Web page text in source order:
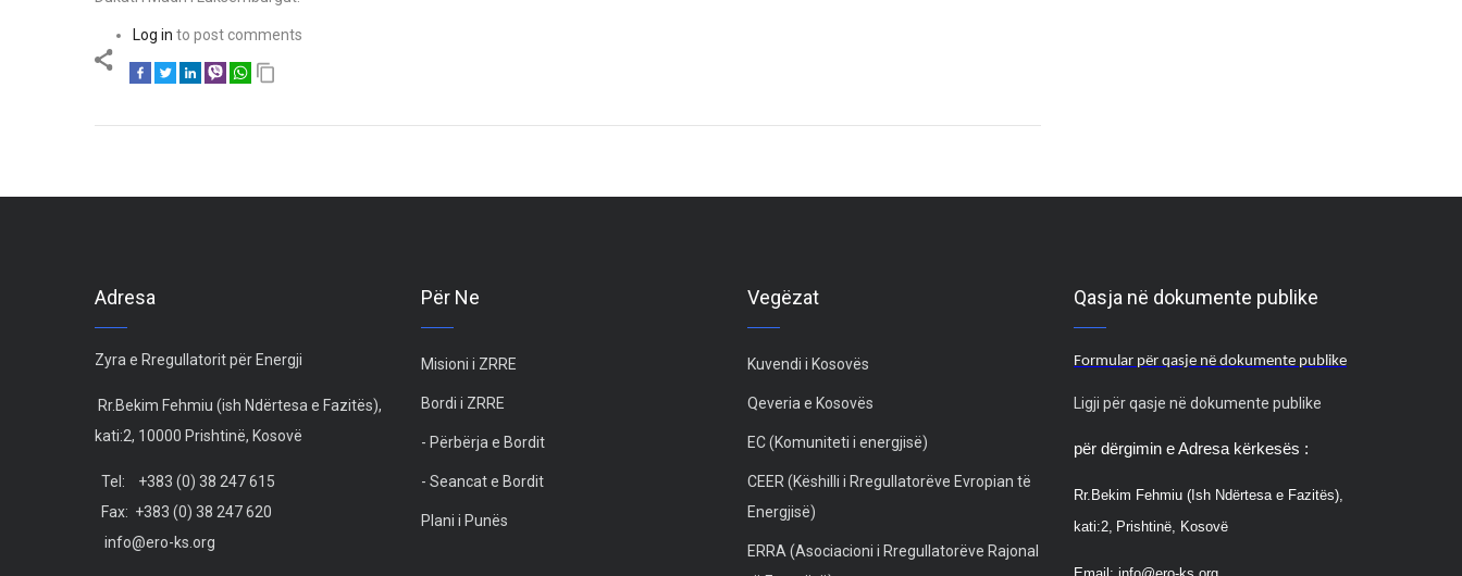
Log in to post comments
Adresa
Zyra e Rregullatorit për Energji
Rr.Bekim Fehmiu (ish Ndërtesa e Fazitës),
kati:2, 10000 Prishtinë, Kosovë
Tel: +383 (0) 38 247 615
Fax: +383 (0) 38 247 620
info@ero-ks.org
Për Ne
Misioni i ZRRE
Bordi i ZRRE
- Përbërja e Bordit
- Seancat e Bordit
Plani i Punës
Vegëzat
Kuvendi i Kosovës
Qeveria e Kosovës
EC (Komuniteti i energjisë)
CEER (Këshilli i Rregullatorëve Evropian të
Energjisë)
ERRA (Asociacioni i Rregullatorëve Rajonal
Qasja në dokumente publike
Formular për qasje në dokumente publike
Ligji për qasje në dokumente publike
për dërgimin e Adresa kërkesës :
Rr. Bekim Fehmiu (Ish Ndërtesa e Fazitës),
kati:2, Prishtinë, Kosovë
Email: info@ero-ks.org